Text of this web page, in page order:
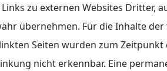
zu externen Websites Dritter,
übernehmen. Für die Inhalte
Seiten wurden zum
nicht erkennbar. Eine